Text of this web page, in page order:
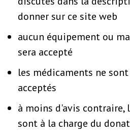
donner sur ce site web
aucun équipement ou
sera accepté
les médicaments ne
acceptés
à moins d'avis
sont à la charge du